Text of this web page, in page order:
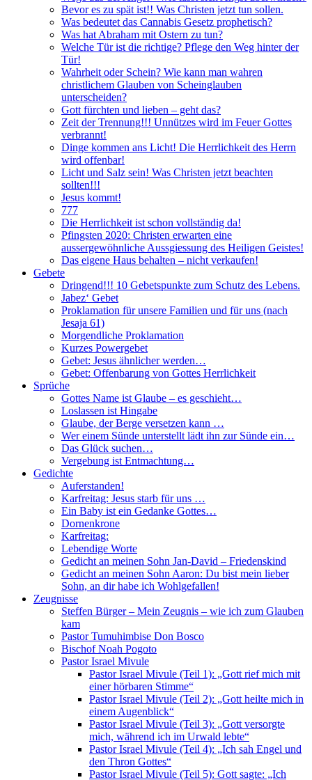
Bevor es zu spät ist!! Was Christen jetzt tun sollen.
Was bedeutet das Cannabis Gesetz prophetisch?
Was hat Abraham mit Ostern zu tun?
Welche Tür ist die richtige? Pflege den Weg hinter der
Tür!
Wahrheit oder Schein? Wie kann man wahren
christlichem Glauben von Scheinglauben
unterscheiden?
Gott fürchten und lieben – geht das?
Zeit der Trennung!!! Unnützes wird im Feuer Gottes
verbrannt!
Dinge kommen ans Licht! Die Herrlichkeit des Herrn
wird offenbar!
Licht und Salz sein! Was Christen jetzt beachten
sollten!!!
Jesus kommt!
777
Die Herrlichkeit ist schon vollständig da!
Pfingsten 2020: Christen erwarten eine
aussergewöhnliche Aussgiessung des Heiligen Geistes!
Das eigene Haus behalten – nicht verkaufen!
Gebete
Dringend!!! 10 Gebetspunkte zum Schutz des Lebens.
Jabez‘ Gebet
Proklamation für unsere Familien und für uns (nach
Jesaja 61)
Morgendliche Proklamation
Kurzes Powergebet
Gebet: Jesus ähnlicher werden…
Gebet: Offenbarung von Gottes Herrlichkeit
Sprüche
Gottes Name ist Glaube – es geschieht…
Loslassen ist Hingabe
Glaube, der Berge versetzen kann …
Wer einem Sünde unterstellt lädt ihn zur Sünde ein…
Das Glück suchen…
Vergebung ist Entmachtung…
Gedichte
Auferstanden!
Karfreitag: Jesus starb für uns …
Ein Baby ist ein Gedanke Gottes…
Dornenkrone
Karfreitag:
Lebendige Worte
Gedicht an meinen Sohn Jan-David – Friedenskind
Gedicht an meinen Sohn Aaron: Du bist mein lieber
Sohn, an dir habe ich Wohlgefallen!
Zeugnisse
Steffen Bürger – Mein Zeugnis – wie ich zum Glauben
kam
Pastor Tumuhimbise Don Bosco
Bischof Noah Pogoto
Pastor Israel Mivule
Pastor Israel Mivule (Teil 1): „Gott rief mich mit
einer hörbaren Stimme“
Pastor Israel Mivule (Teil 2): „Gott heilte mich in
einem Augenblick“
Pastor Israel Mivule (Teil 3): „Gott versorgte
mich, während ich im Urwald lebte“
Pastor Israel Mivule (Teil 4): „Ich sah Engel und
den Thron Gottes“
Pastor Israel Mivule (Teil 5): Gott sagte: „Ich